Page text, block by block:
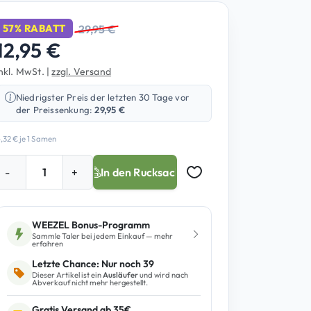
57% RABATT 29,95€
€
MwSt. |zzgl. Versand
Niedrigster Preis der letzten 30 Tage vor
der Preissenkung:29,95 €
€ je 1 Samen
- + In den Rucksack
Auf Merkzettel setzen
WEEZEL Bonus-Programm
Sammle Taler bei jedem Einkauf — mehr
erfahren
Letzte Chance: Nur noch 39
Dieser Artikel ist einAusläuferund wird nach
Abverkauf nicht mehr hergestellt.